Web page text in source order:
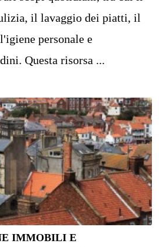
il lavaggio dei piatti, il
personale e
Questa risorsa ...
IMMOBILI E